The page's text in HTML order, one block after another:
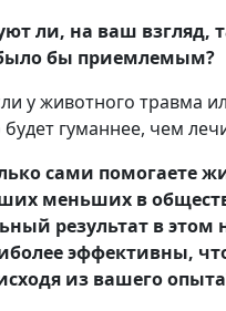
ли, на ваш взгляд,
бы приемлемым?
у животного травма
будет гуманнее, чем
сами помогаете
меньших в
результат в
эффективны,
из вашего